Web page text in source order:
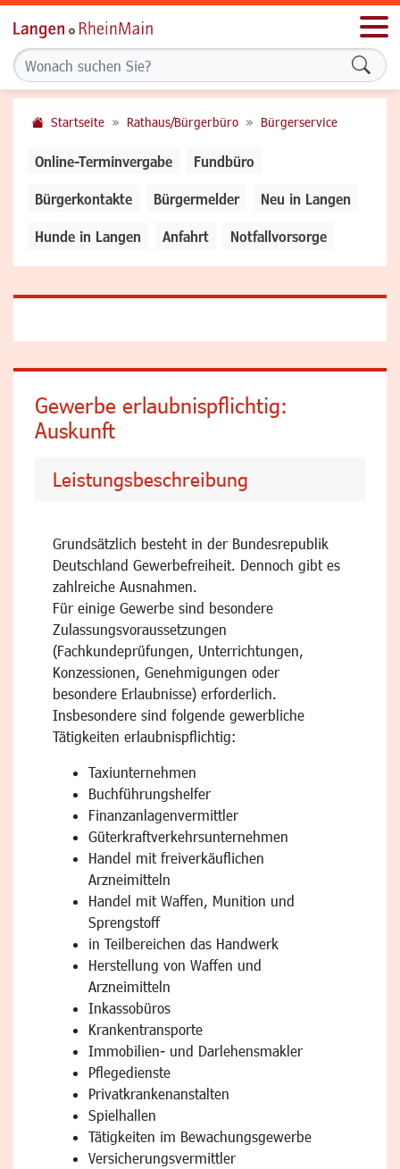
Startseite Rathaus/Bürgerbüro Bürgerservice
Online-Terminvergabe Fundbüro
Bürgerkontakte Bürgermelder Neu in Langen
Hunde in Langen Anfahrt Notfallvorsorge
Gewerbe erlaubnispflichtig:
Auskunft
Leistungsbeschreibung
Grundsätzlich besteht in der Bundesrepublik
Deutschland Gewerbefreiheit. Dennoch gibt es
zahlreiche Ausnahmen.
Für einige Gewerbe sind besondere
Zulassungsvoraussetzungen
(Fachkundeprüfungen, Unterrichtungen,
Konzessionen, Genehmigungen oder
besondere Erlaubnisse) erforderlich.
Insbesondere sind folgende gewerbliche
Tätigkeiten erlaubnispflichtig:
Taxiunternehmen
Buchführungshelfer
Finanzanlagenvermittler
Güterkraftverkehrsunternehmen
Handel mit freiverkäuflichen
Arzneimitteln
Handel mit Waffen, Munition und
Sprengstoff
in Teilbereichen das Handwerk
Herstellung von Waffen und
Arzneimitteln
Inkassobüros
Krankentransporte
Immobilien- und Darlehensmakler
Pflegedienste
Privatkrankenanstalten
Spielhallen
Tätigkeiten im Bewachungsgewerbe
Versicherungsvermittler